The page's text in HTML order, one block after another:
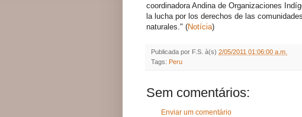
coordinadora Andina de Organizaciones
la lucha por los derechos de las
naturales." (Notícia)
Publicada por F.S. à(s) 2/05/2011 01:06:00 a.m.
Tags: Peru
Sem comentários:
Enviar um comentário